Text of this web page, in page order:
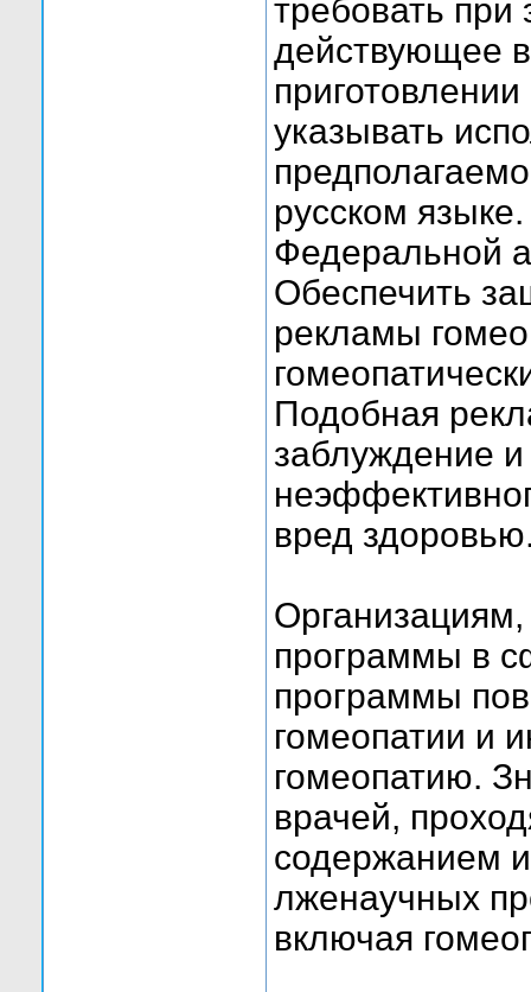
требовать при
действующее
указывать
русском языке.
Федеральной
Обеспечить
рекламы
Подобная
заблуждение и
вред
программы в
программы
гомеопатии и
гомеопатию.
врачей,
содержанием
лженаучных
включая